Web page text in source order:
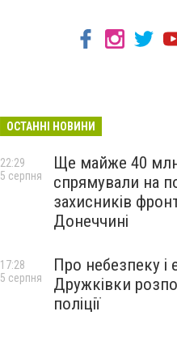
ОСТАННІ НОВИНИ
Ще майже 40
спрямували на
захисників
Донеччині
22:29
5 серпня
Про небезпеку і
Дружківки
поліції
17:28
5 серпня